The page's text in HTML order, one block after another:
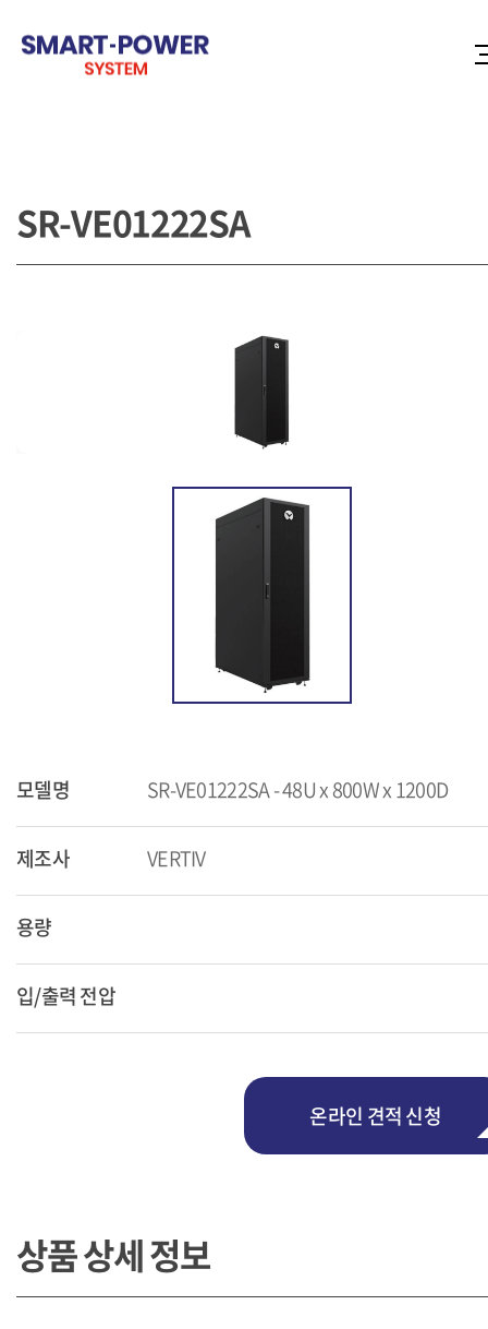
SR-VE01222SA
모델명 SR-VE01222SA - 48U x 800W x 1200D
제조사 VERTIV
용량
입/출력 전압
온라인 견적 신청
상품 상세 정보